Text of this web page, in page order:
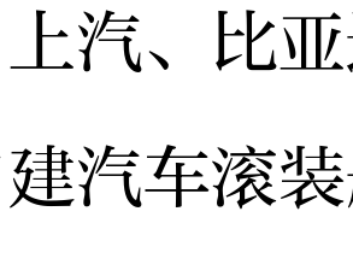
汽、比
汽车滚